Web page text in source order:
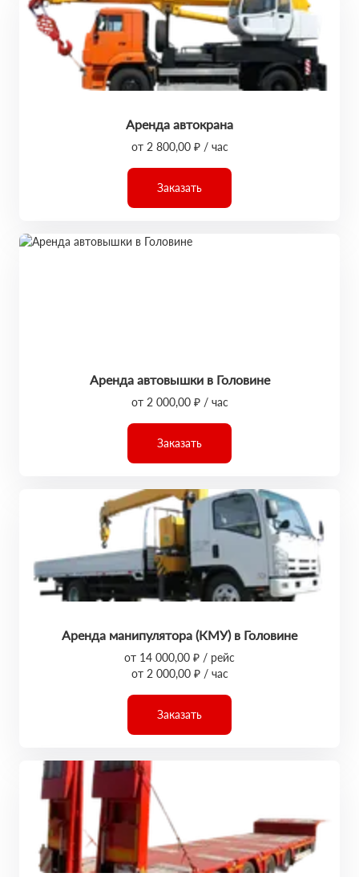
Аренда автокрана
от 2 800,00 ₽ / час
Заказать
Аренда автовышки в Головине
от 2 000,00 ₽ / час
Заказать
Аренда манипулятора (КМУ) в Головине
от 14 000,00 ₽ / рейс
от 2 000,00 ₽ / час
Заказать